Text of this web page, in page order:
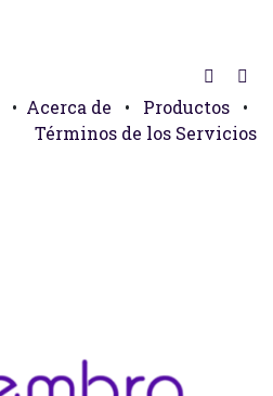
• Acerca de • Productos
•
Términos de los Servicios